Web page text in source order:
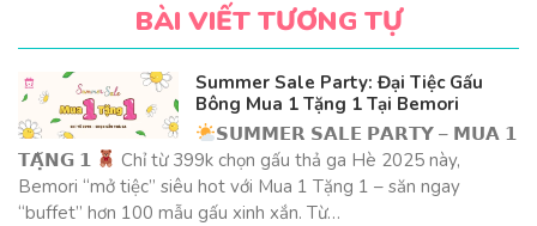
BÀI VIẾT TƯƠNG TỰ
Summer Sale Party: Đại Tiệc Gấu
Bông Mua 1 Tặng 1 Tại Bemori
𝗦𝗨𝗠𝗠𝗘𝗥 𝗦𝗔𝗟𝗘 𝗣𝗔𝗥𝗧𝗬 – 𝗠𝗨𝗔 𝟭
𝗧𝗔̣̆𝗡𝗚 𝟭
Chỉ từ 399k chọn gấu thả ga Hè 2025 này,
Bemori “mở tiệc” siêu hot với Mua 1 Tặng 1 – săn ngay
“buffet” hơn 100 mẫu gấu xinh xắn. Từ…